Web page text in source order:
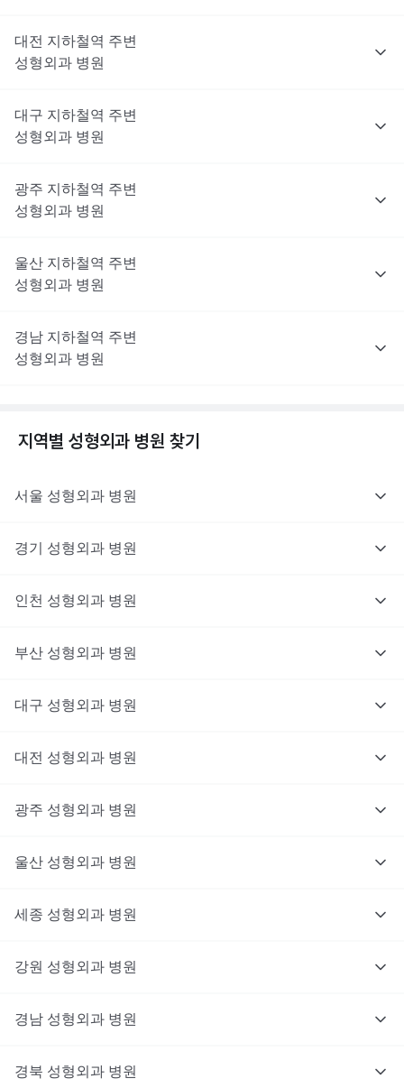
대전 지하철역 주변
성형외과 병원
대구 지하철역 주변
성형외과 병원
광주 지하철역 주변
성형외과 병원
울산 지하철역 주변
성형외과 병원
경남 지하철역 주변
성형외과 병원
지역별 성형외과 병원 찾기
서울 성형외과 병원
경기 성형외과 병원
인천 성형외과 병원
부산 성형외과 병원
대구 성형외과 병원
대전 성형외과 병원
광주 성형외과 병원
울산 성형외과 병원
세종 성형외과 병원
강원 성형외과 병원
경남 성형외과 병원
경북 성형외과 병원